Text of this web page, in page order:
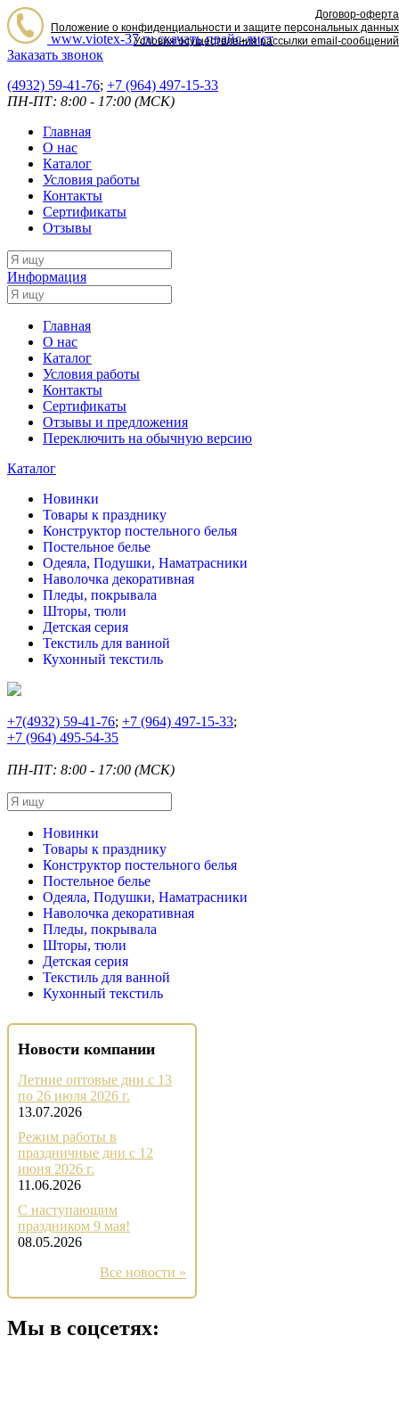
www.viotex-37.ruскачать прайс-лист
Заказать звонок
(4932) 59-41-76; +7 (964) 497-15-33
ПН-ПТ: 8:00 - 17:00 (МСК)
Главная
О нас
Каталог
Условия работы
Контакты
Сертификаты
Отзывы
Информация
Главная
О нас
Каталог
Условия работы
Контакты
Сертификаты
Отзывы и предложения
Переключить на обычную версию
Каталог
Новинки
Товары к празднику
Конструктор постельного белья
Постельное белье
Одеяла, Подушки, Наматрасники
Наволочка декоративная
Пледы, покрывала
Шторы, тюли
Детская серия
Текстиль для ванной
Кухонный текстиль
+7(4932) 59-41-76; +7 (964) 497-15-33;
+7 (964) 495-54-35
ПН-ПТ: 8:00 - 17:00 (МСК)
Новинки
Товары к празднику
Конструктор постельного белья
Постельное белье
Одеяла, Подушки, Наматрасники
Наволочка декоративная
Пледы, покрывала
Шторы, тюли
Детская серия
Текстиль для ванной
Кухонный текстиль
Новости компании
Летние оптовые дни с 13
по 26 июля 2026 г.
13.07.2026
Режим работы в
праздничные дни с 12
июня 2026 г.
11.06.2026
С наступающим
праздником 9 мая!
08.05.2026
Все новости »
Мы в соцсетях:
Договор-оферта
Положение о конфиденциальности и защите персональных данных
Условия осуществления рассылки email-сообщений